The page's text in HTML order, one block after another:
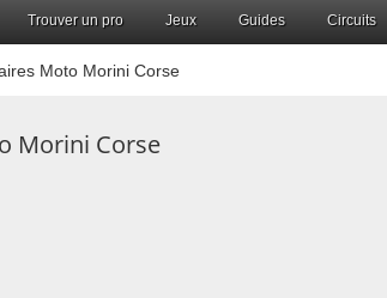
Trouver un pro Jeux Guides Circuits
Moto Morini Corse
Morini Corse